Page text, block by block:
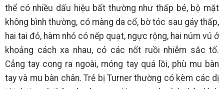
thể có nhiều dấu hiệu bất thường như thấp bé, bộ mặt
không bình thường, có màng da cổ, bờ tóc sau gáy thấp,
hai tai đỏ, hàm nhỏ có nếp quạt, ngực rộng, hai núm vú ở
khoảng cách xa nhau, có các nốt ruồi nhiễm sắc tố.
Cẳng tay cong ra ngoài, móng tay quá lồi, phù mu bàn
tay và mu bàn chân. Trẻ bị Turner thường có kèm các dị